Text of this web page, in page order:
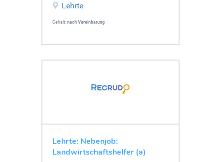
Lehrte
Gehalt: nach Vereinbarung
Lehrte: Nebenjob:
Landwirtschaftshelfer (a)